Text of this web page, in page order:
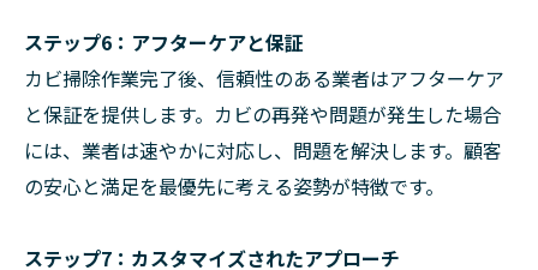
ステップ6：アフターケアと保証
カビ掃除作業完了後、信頼性のある業者はアフターケア
と保証を提供します。カビの再発や問題が発生した場合
には、業者は速やかに対応し、問題を解決します。顧客
の安心と満足を最優先に考える姿勢が特徴です。
ステップ7：カスタマイズされたアプローチ